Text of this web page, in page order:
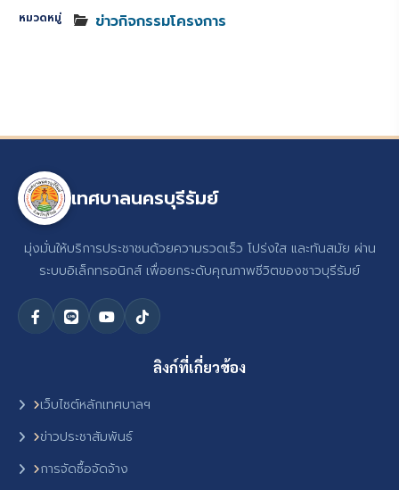
หมวดหมู่ ข่าวกิจกรรมโครงการ
เทศบาลนครบุรีรัมย์
มุ่งมั่นให้บริการประชาชนด้วยความรวดเร็ว โปร่งใส และทันสมัย ผ่าน
ระบบอิเล็กทรอนิกส์ เพื่อยกระดับคุณภาพชีวิตของชาวบุรีรัมย์
ลิงก์ที่เกี่ยวข้อง
เว็บไซต์หลักเทศบาลฯ
ข่าวประชาสัมพันธ์
การจัดซื้อจัดจ้าง